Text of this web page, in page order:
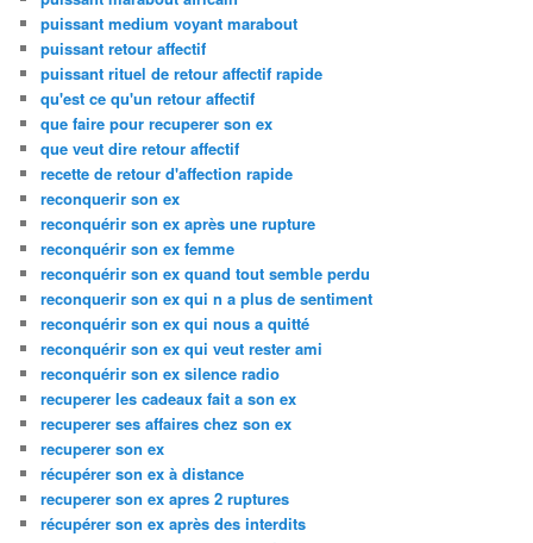
puissant medium voyant marabout
puissant retour affectif
puissant rituel de retour affectif rapide
qu'est ce qu'un retour affectif
que faire pour recuperer son ex
que veut dire retour affectif
recette de retour d'affection rapide
reconquerir son ex
reconquérir son ex après une rupture
reconquérir son ex femme
reconquérir son ex quand tout semble perdu
reconquerir son ex qui n a plus de sentiment
reconquérir son ex qui nous a quitté
reconquérir son ex qui veut rester ami
reconquérir son ex silence radio
recuperer les cadeaux fait a son ex
recuperer ses affaires chez son ex
recuperer son ex
récupérer son ex à distance
recuperer son ex apres 2 ruptures
récupérer son ex après des interdits